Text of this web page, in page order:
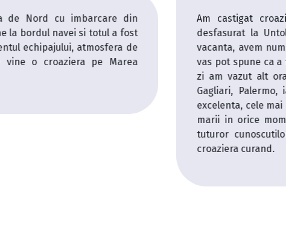
pe Costa Firenze la un concurs KissFm
Nu ma gandisem niciodata la o astfel de
preconceptii. Dar dupa o saptamana pe
fost de departe cea mai tare vacanta. In fiecare
- Civitavecchia, Genova, Marsilia, Barcelona,
iar pe vas nu ne-am plictisit deloc. Mancarea
bune cocktailuri, dar mai ales privelistea asupra
al zilei m-a fascinat. Am recomandat deja
mei si cu siguranta imi doresc sa revin pe